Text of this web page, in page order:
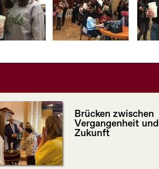
Brücken zwischen
Vergangenheit und
Zukunft